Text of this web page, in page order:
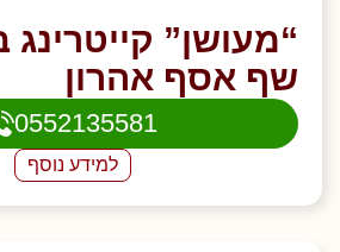
“מעושן” קייטרינג
שף אסף אהרון
0552135581
למידע נוסף